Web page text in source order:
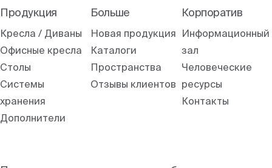
Продукция
Кресла / Диваны
Офисные кресла
Столы
Системы
хранения
Дополнители
Больше
Новая продукция
Каталоги
Пространства
Отзывы клиентов
Корпоратив
Информационный
зал
Человеческие
ресурсы
Контакты